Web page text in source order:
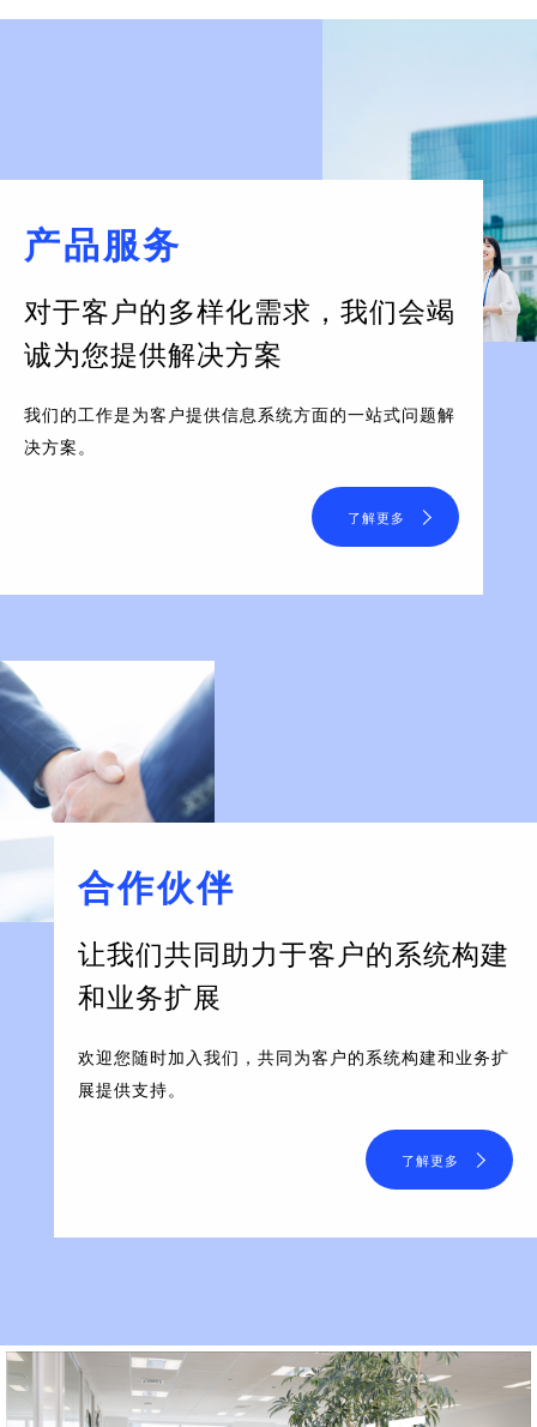
产品服务
对于客户的多样化需求， 我们会竭
诚为您提供解决方案
我们的工作是为客户提供信息系统方面的一站式问题解
决方案。
了解更多
合作伙伴
让我们共同助力于客户的系统构建
和业务扩展
欢迎您随时加入我们，共同为客户的系统构建和业务扩
展提供支持。
了解更多